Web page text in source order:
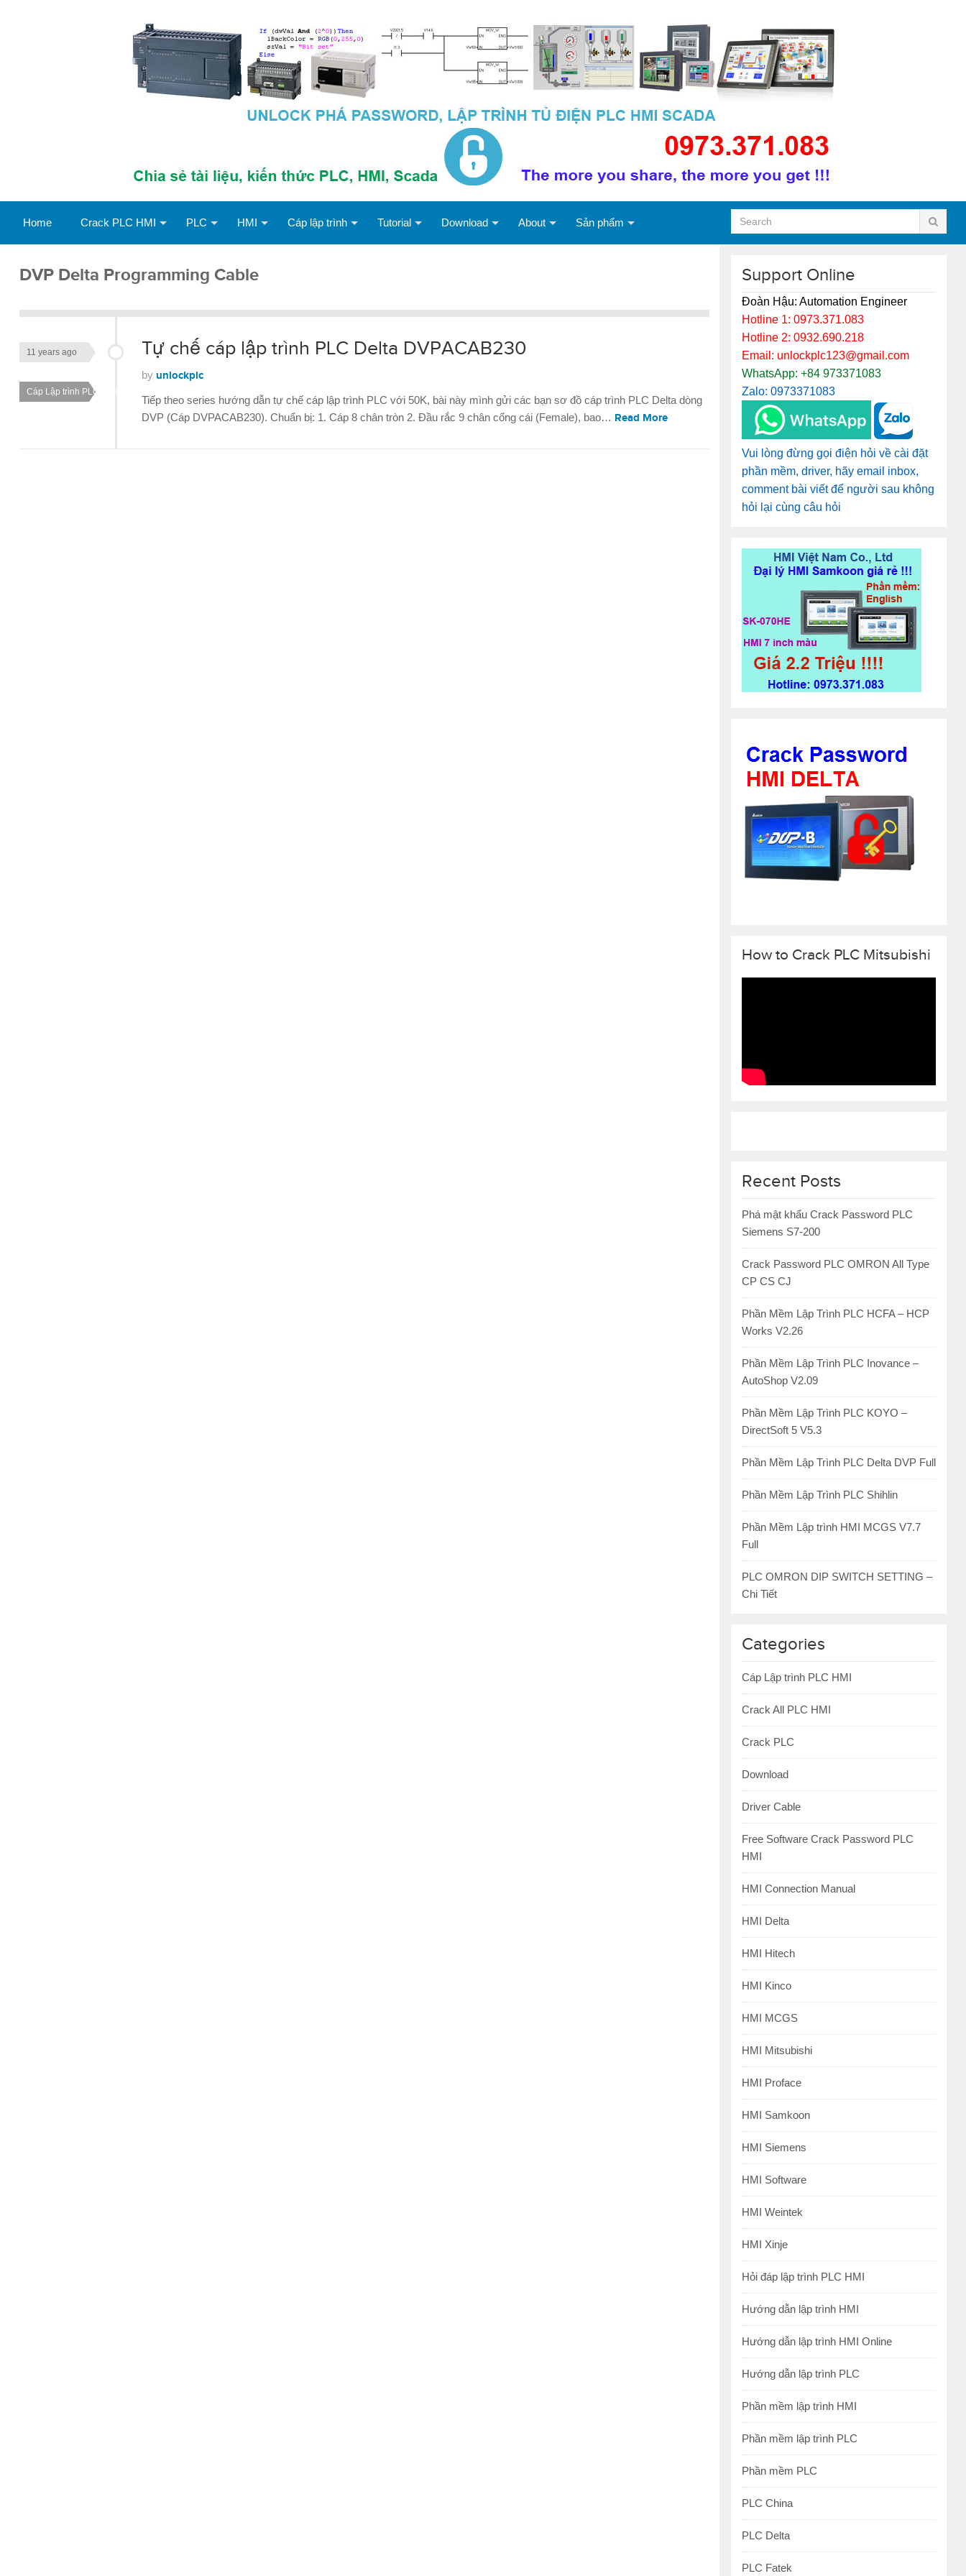
Home Crack PLC HMI PLC HMI Cáp lập trình Tutorial Download About Sản phẩm
DVP Delta Programming Cable
Tự chế cáp lập trình PLC Delta DVPACAB230
11 years ago
by unlockplc
Cáp Lập trình PLC HMI
Tiếp theo series hướng dẫn tự chế cáp lập trình PLC với 50K, bài này mình gửi các bạn sơ đồ cáp trình PLC Delta dòng
DVP (Cáp DVPACAB230). Chuẩn bị: 1. Cáp 8 chân tròn 2. Đầu rắc 9 chân cổng cái (Female), bao… Read More
Support Online
Đoàn Hậu: Automation Engineer
Hotline 1: 0973.371.083
Hotline 2: 0932.690.218
Email: unlockplc123@gmail.com
WhatsApp: +84 973371083
Zalo: 0973371083
Vui lòng đừng gọi điện hỏi về cài đặt
phần mềm, driver, hãy email inbox,
comment bài viết để người sau không
hỏi lại cùng câu hỏi
How to Crack PLC Mitsubishi
Recent Posts
Phá mật khẩu Crack Password PLC
Siemens S7-200
Crack Password PLC OMRON All Type
CP CS CJ
Phần Mềm Lập Trình PLC HCFA – HCP
Works V2.26
Phần Mềm Lập Trình PLC Inovance –
AutoShop V2.09
Phần Mềm Lập Trình PLC KOYO –
DirectSoft 5 V5.3
Phần Mềm Lập Trình PLC Delta DVP Full
Phần Mềm Lập Trình PLC Shihlin
Phần Mềm Lập trình HMI MCGS V7.7
Full
PLC OMRON DIP SWITCH SETTING –
Chi Tiết
Categories
Cáp Lập trình PLC HMI
Crack All PLC HMI
Crack PLC
Download
Driver Cable
Free Software Crack Password PLC
HMI
HMI Connection Manual
HMI Delta
HMI Hitech
HMI Kinco
HMI MCGS
HMI Mitsubishi
HMI Proface
HMI Samkoon
HMI Siemens
HMI Software
HMI Weintek
HMI Xinje
Hỏi đáp lập trình PLC HMI
Hướng dẫn lập trình HMI
Hướng dẫn lập trình HMI Online
Hướng dẫn lập trình PLC
Phần mềm lập trình HMI
Phần mềm lập trình PLC
Phần mềm PLC
PLC China
PLC Delta
PLC Fatek